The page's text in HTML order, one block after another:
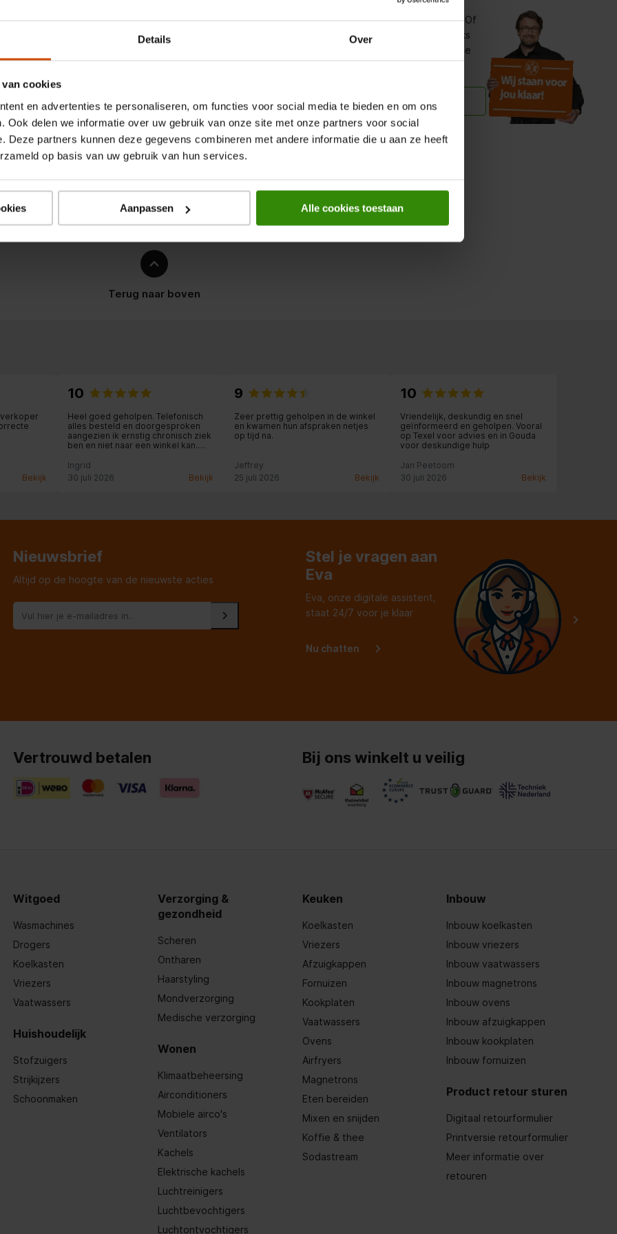
Details Over
cookies
en advertenties te personaliseren, om functies voor social media te bieden en om ons
Ook delen we informatie over uw gebruik van onze site met onze partners voor social
Deze partners kunnen deze gegevens combineren met andere informatie die u aan ze heeft
op basis van uw gebruik van hun services.
Aanpassen Alle cookies toestaan
Wil je meer weten of ben je er toch nog niet helemaal uit? Of
heb je nog een andere vraag? Stel jouw vraag rechtstreeks
aan een van onze winkels bij jou in de buurt. Zij helpen je de
juiste keuze te maken
Stel een vraag over dit product
Vind een winkel bij jou in de buurt
Terug naar boven
Bekijk
10
Heel goed geholpen. Telefonisch
alles besteld en doorgesproken
aangezien ik ernstig chronisch ziek
ben en niet naar een winkel kan.
Alles keurig bezorgd. En
aangesloten. Vriendelijke en
behulpzame medewerkers..
Ingrid
30 juli 2026
Bekijk
9
Zeer prettig geholpen in de winkel
en kwamen hun afspraken netjes
op tijd na.
Jeffrey
25 juli 2026
Bekijk
10
Vriendelijk, deskundig en snel
geïnformeerd en geholpen. Vooral
op Texel voor advies en in Gouda
voor deskundige hulp
Jan Peetoom
30 juli 2026
Bekijk
Nieuwsbrief
Altijd op de hoogte van de nieuwste acties
Stel je vragen aan
Eva
Eva, onze digitale assistent,
staat 24/7 voor je klaar
Nu chatten
Vertrouwd betalen Bij ons winkelt u veilig
Witgoed
Wasmachines
Drogers
Koelkasten
Vriezers
Vaatwassers
Huishoudelijk
Stofzuigers
Strijkijzers
Schoonmaken
Verzorging &
gezondheid
Scheren
Ontharen
Haarstyling
Mondverzorging
Medische verzorging
Wonen
Klimaatbeheersing
Airconditioners
Mobiele airco's
Ventilators
Kachels
Elektrische kachels
Luchtreinigers
Luchtbevochtigers
Luchtontvochtigers
Keuken
Koelkasten
Vriezers
Afzuigkappen
Fornuizen
Kookplaten
Vaatwassers
Ovens
Airfryers
Magnetrons
Eten bereiden
Mixen en snijden
Koffie & thee
Sodastream
Inbouw
Inbouw koelkasten
Inbouw vriezers
Inbouw vaatwassers
Inbouw magnetrons
Inbouw ovens
Inbouw afzuigkappen
Inbouw kookplaten
Inbouw fornuizen
Product retour sturen
Digitaal retourformulier
Printversie retourformulier
Meer informatie over
retouren